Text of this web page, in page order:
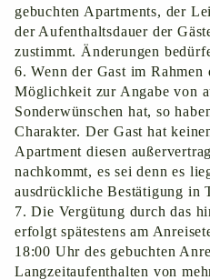
gebuchten Apartments, der
der Aufenthaltsdauer der
zustimmt. Änderungen
Wenn der Gast im
Möglichkeit zur Angabe von
Sonderwünschen hat, so
Charakter. Der Gast hat
Apartment diesen
nachkommt, es sei denn es
ausdrückliche Bestätigung in
Die Vergütung durch das
erfolgt spätestens am
18:00 Uhr des gebuchten
Langzeitaufenthalten von